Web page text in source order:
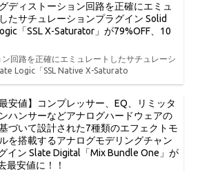
ディストーション回路を正確にエミュ
たサチュレーションプラグイン Solid
「SSL X-Saturator」が79%OFF、10
回路を正確にエミュレートしたサチュレーシ
Logic「SSL Native X-Saturato
最安値】コンプレッサー、EQ、リミッタ
ハンサーなどアナログハードウェアの
づいて設計された7種類のエフェクトモ
を搭載するアナログモデリングチャン
イン Slate Digital「Mix Bundle One」が
最安値に！！